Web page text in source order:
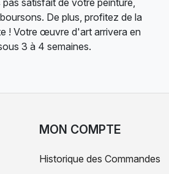
satisfait de votre peinture,
De plus, profitez de la
! Votre œuvre d'art arrivera en
3 à 4 semaines.
MON COMPTE
Historique des Commandes